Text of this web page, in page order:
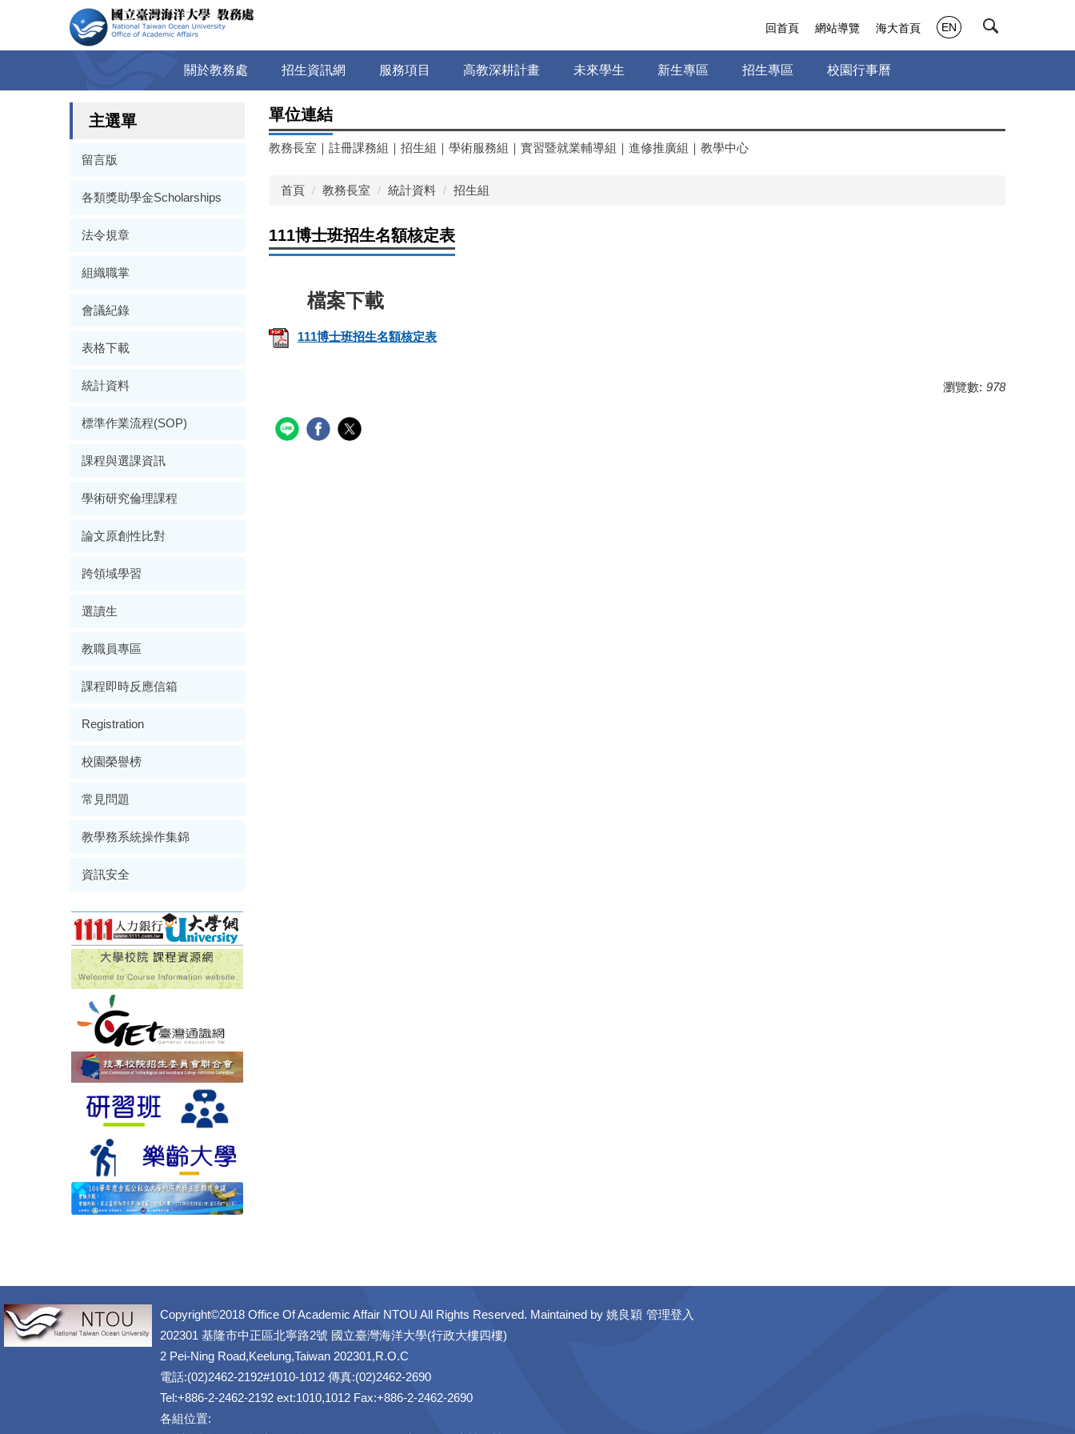
關於教務處 招生資訊網 服務項目 高教深耕計畫 未來學生 新生專區 招生專區 校園行事曆
回首頁 網站導覽 海大首頁 EN
主選單
留言版
各類獎助學金Scholarships
法令規章
組織職掌
會議紀錄
表格下載
統計資料
標準作業流程(SOP)
課程與選課資訊
學術研究倫理課程
論文原創性比對
跨領域學習
選讀生
教職員專區
課程即時反應信箱
Registration
校園榮譽榜
常見問題
教學務系統操作集錦
資訊安全
單位連結
教務長室 ｜ 註冊課務組 ｜ 招生組 ｜ 學術服務組 ｜ 實習暨就業輔導組 ｜ 進修推廣組 ｜ 教學中心
首頁 教務長室 統計資料 招生組
111博士班招生名額核定表
111博士班招生名額核定表
瀏覽數: 978
Copyright©2018 Office Of Academic Affair NTOU All Rights Reserved. Maintained by 姚良穎 管理登入
202301 基隆市中正區北寧路2號 國立臺灣海洋大學(行政大樓四樓)
2 Pei-Ning Road,Keelung,Taiwan 202301,R.O.C
電話:(02)2462-2192#1010-1012 傳真:(02)2462-2690
Tel:+886-2-2462-2192 ext:1010,1012 Fax:+886-2-2462-2690
各組位置: